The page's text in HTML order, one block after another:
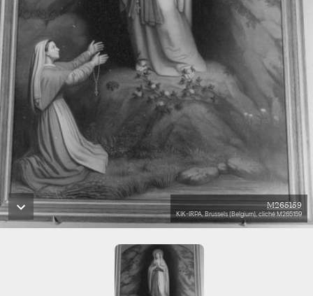
M265159
KIK-IRPA, Brussels (Belgium), cliché M265159